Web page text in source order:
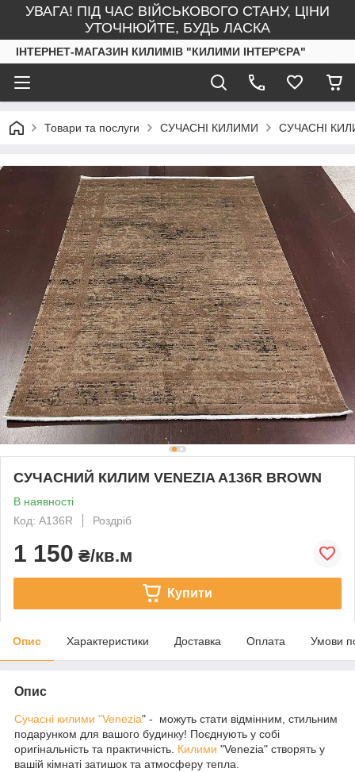
УВАГА! ПІД ЧАС ВІЙСЬКОВОГО СТАНУ, ЦІНИ
УТОЧНЮЙТЕ, БУДЬ ЛАСКА
ІНТЕРНЕТ-МАГАЗИН КИЛИМІВ "КИЛИМИ ІНТЕР'ЄРА"
Товари та послуги СУЧАСНІ КИЛИМИ СУЧАСНІ
СУЧАСНИЙ КИЛИМ VENEZIA A136R BROWN
В наявності
Код: A136R
Роздріб
1 150 ₴/кв.м
Купити
Опис Характеристики Доставка Оплата Умови
Опис
Сучасні килими "Venezia" - можуть стати відмінним, стильним
подарунком для вашого будинку! Поєднують у собі
оригінальність та практичність. Килими "Venezia" створять у
вашій кімнаті затишок та атмосферу тепла.